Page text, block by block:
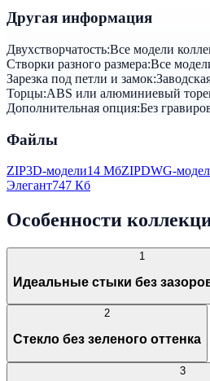
Другая информация
Двухстворчатость:Все модели
Створки разного размера:Все
Зарезка под петли и замок:
Торцы:ABS или алюминиевый
Дополнительная опция:Без
Файлы
ZIP3D-модели14 МбZIPDWG-
Элегант747 Кб
Особенности
1
Идеальные стыки без
2
Стекло без зеленого оттенка
3